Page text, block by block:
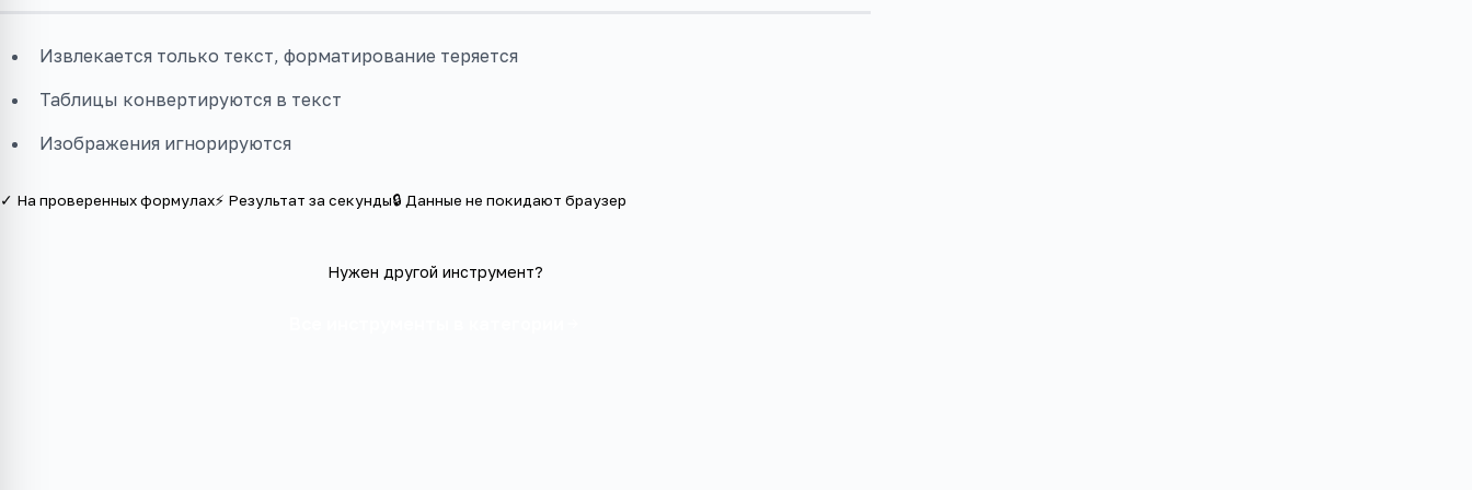
Извлекается только текст, форматирование теряется
Таблицы конвертируются в текст
Изображения игнорируются
✓ На проверенных формулах⚡ Результат за секунды🔒 Данные не покидают браузер
Нужен другой инструмент?